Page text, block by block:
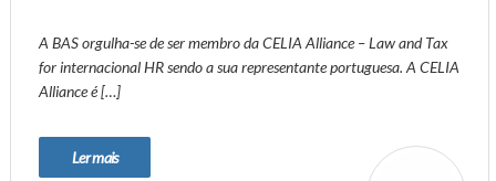
A BAS orgulha-se de ser membro da CELIA Alliance – Law and Tax
for internacional HR sendo a sua representante portuguesa. A CELIA
Alliance é […]
Ler mais